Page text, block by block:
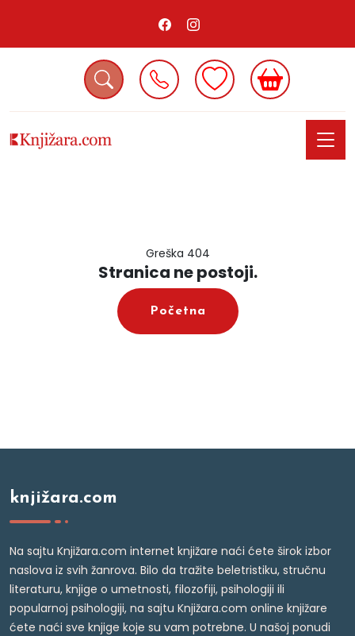
Greška 404
Stranica ne postoji.
Početna
knjižara.com
Na sajtu Knjižara.com internet knjižare naći ćete širok izbor
naslova iz svih žanrova. Bilo da tražite beletristiku, stručnu
literaturu, knjige o umetnosti, filozofiji, psihologiji ili
popularnoj psihologiji, na sajtu Knjižara.com online knjižare
ćete naći sve knjige koje su vam potrebne. U našoj ponudi